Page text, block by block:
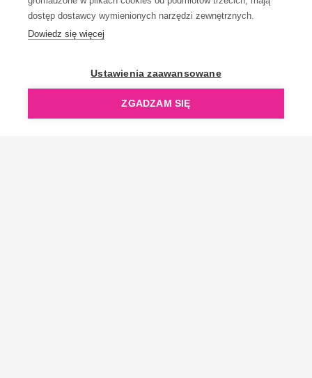
dostęp dostawcy wymienionych narzędzi zewnętrznych.
Dowiedz się więcej
Ustawienia zaawansowane
ZGADZAM SIĘ
OpenGift jest częścią ReflectGroup.